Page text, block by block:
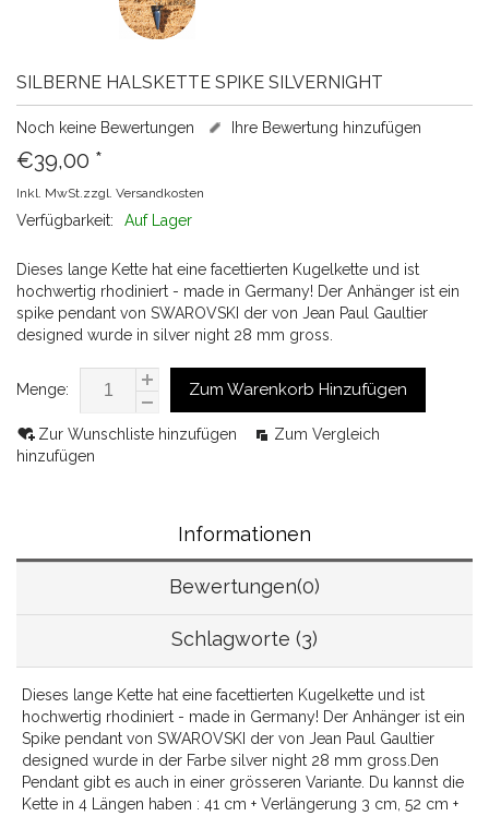
SILBERNE HALSKETTE SPIKE SILVERNIGHT
Noch keine Bewertungen Ihre Bewertung hinzufügen
€39,00 *
Inkl. MwSt.zzgl. Versandkosten
Verfügbarkeit: Auf Lager
Dieses lange Kette hat eine facettierten Kugelkette und ist
hochwertig rhodiniert - made in Germany! Der Anhänger ist ein
spike pendant von SWAROVSKI der von Jean Paul Gaultier
designed wurde in silver night 28 mm gross.
Menge: Zum Warenkorb Hinzufügen
Zur Wunschliste hinzufügen
Zum Vergleich
hinzufügen
Informationen
Bewertungen(0)
Schlagworte (3)
Dieses lange Kette hat eine facettierten Kugelkette und ist
hochwertig rhodiniert - made in Germany! Der Anhänger ist ein
Spike pendant von SWAROVSKI der von Jean Paul Gaultier
designed wurde in der Farbe silver night 28 mm gross.Den
Pendant gibt es auch in einer grösseren Variante. Du kannst die
Kette in 4 Längen haben : 41 cm + Verlängerung 3 cm, 52 cm +